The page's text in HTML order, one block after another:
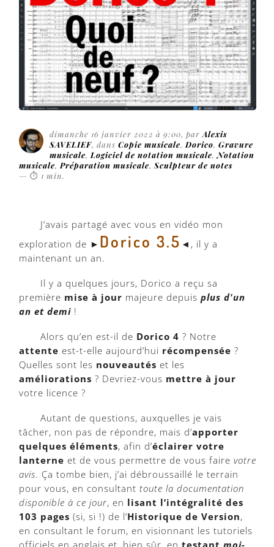
dimanche 16 janvier 2022 à 9:00, par Alexis
SAVELIEF, dans Copie musicale, Dorico, Gravure
musicale, Logiciel de notation musicale,Notation
musicale, Préparation musicale, Sculpteur de notes
— ⏱ 1 min.
J’avais partagé avec vous en vidéo mon
exploration de ► Dorico 3.5 ◄, il y a
maintenant un an.
Il y a quelques jours, Dorico a reçu sa
première mise à jour majeure depuis plus d'un
an et demi !
Alors qu’en est-il de Dorico 4 ? Notre
attente est-t-elle aujourd’hui récompensée ?
Quelles sont les nouveautés et les
améliorations ? Devriez-vous mettre à jour
votre licence ?
Autant de questions, auxquelles je vais
tâcher, non pas de répondre, mais d’apporter
quelques éléments, afin d’éclairer votre
lanterne et de vous permettre de vous faire votre
avis. Ça tombe bien, j’ai débroussaillé le terrain
pour vous, en consultant toute la documentation
disponible à ce jour, en lisant l’intégralité des
103 pages (si, si !) de l’Historique de Version,
en consultant le forum, en visionnant les tutoriels
officiels en anglais et, bien sûr, en testant moi-